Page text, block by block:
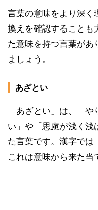
言葉の意味をより深く
換えを確認することも
た意味を持つ言葉があ
ましょう。
あざとい
「あざとい」は、「
い」や「思慮が浅く浅
た言葉です。漢字では
これは意味から来た当